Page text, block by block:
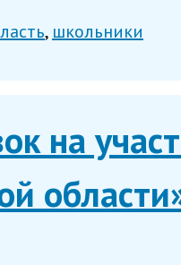
школьники
на